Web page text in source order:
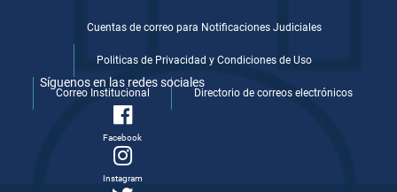
Cuentas de correo para Notificaciones Judiciales
Politicas de Privacidad y Condiciones de Uso
Correo Institucional Directorio de correos electrónicos
Síguenos en las redes sociales
Facebook
Instagram